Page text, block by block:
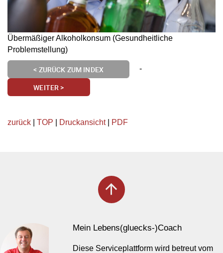
Übermäßiger Alkoholkonsum (Gesundheitliche
Problemstellung)
< ZURÜCK ZUM INDEX -
WEITER >
zurück TOP Druckansicht| PDF
arrow_upward
Mein Lebens(gluecks-)Coach
Diese Serviceplattform wird betreut vom